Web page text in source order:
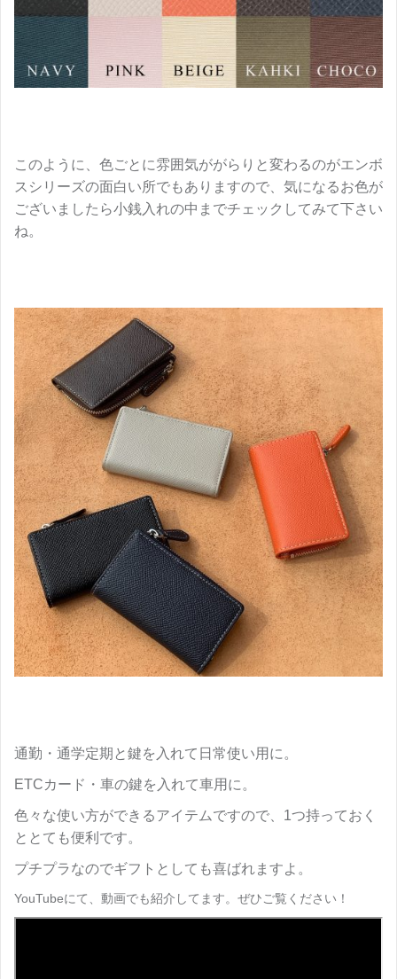
このように、色ごとに雰囲気ががらりと変わるのがエンボ
スシリーズの面白い所でもありますので、気になるお色が
ございましたら小銭入れの中までチェックしてみて下さい
ね。
通勤・通学定期と鍵を入れて日常使い用に。
ETCカード・車の鍵を入れて車用に。
色々な使い方ができるアイテムですので、1つ持っておく
ととても便利です。
プチプラなのでギフトとしても喜ばれますよ。
YouTubeにて、動画でも紹介してます。ぜひご覧ください！